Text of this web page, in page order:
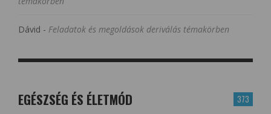
Dávid - Feladatok és megoldások deriválás témakörben
373
EGÉSZSÉG ÉS ÉLETMÓD